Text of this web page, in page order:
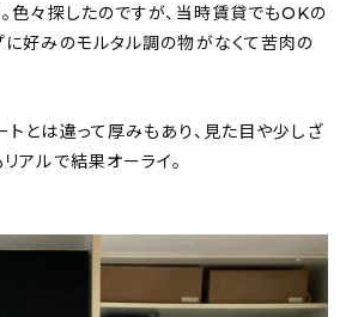
色々探したのですが、当時賃貸でもOKの
に好みのモルタル調の物がなくて苦肉の
とは違って厚みもあり、見た目や少しざ
アルで結果オーライ。